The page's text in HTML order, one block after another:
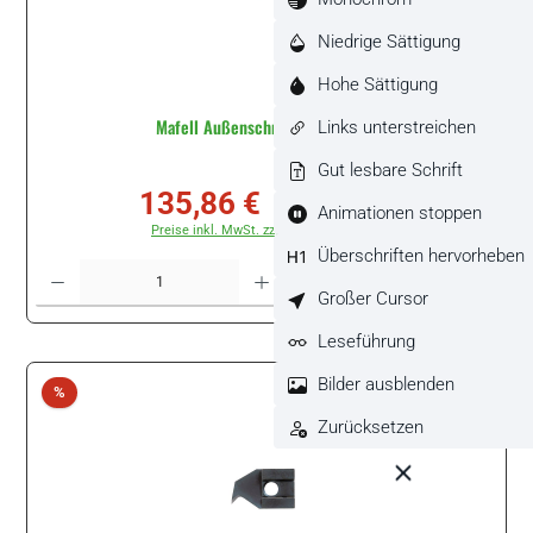
Mafell Außenschneider #021137
Verkaufspreis:
135,86 € 150,96 €(10% gespart)
Preise inkl. MwSt. zzgl. Versandkosten
Produkt Anzahl: Gib den gewünschten Wert ein oder benutze die Schaltflächen um
%Rabatt
Niedrige Sättigung
Hohe Sättigung
Links unterstreichen
Gut lesbare Schrift
Animationen stoppen
Überschriften hervorheben
Großer Cursor
Leseführung
Bilder ausblenden
Zurücksetzen